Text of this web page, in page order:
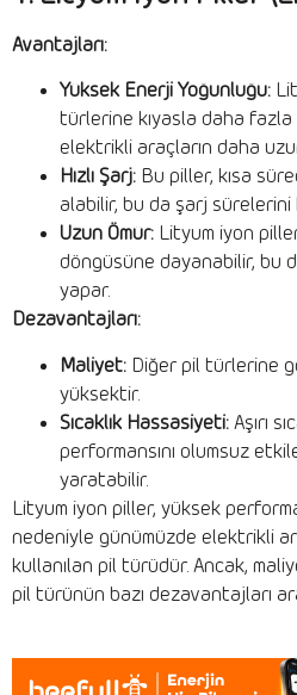
Avantajları:
Yüksek Enerji Yoğunluğu:
türlerine kıyasla daha
elektrikli araçların daha
Hızlı Şarj: Bu piller, kısa
alabilir, bu da şarj sürelerini
Uzun Ömür: Lityum iyon
döngüsüne dayanabilir, bu
yapar.
Dezavantajları:
Maliyet: Diğer pil türlerine
yüksektir.
Sıcaklık Hassasiyeti: Aşırı
performansını olumsuz
yaratabilir.
Lityum iyon piller, yüksek
nedeniyle günümüzde elektrikli
kullanılan pil türüdür. Ancak,
pil türünün bazı dezavantajları